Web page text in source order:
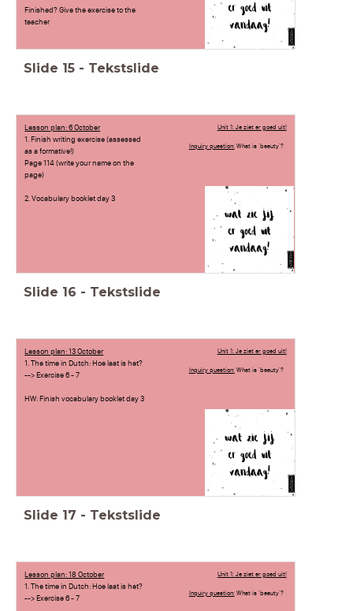
Finished? Give the exercise to the
teacher
Slide 15 - Tekstslide
Lesson plan: 6 October
1. Finish writing exercise (assessed
as a formative!)
Page 114 (write your name on the
page)
2. Vocabulary booklet day 3
Unit 1: Je ziet er goed uit!
Inquiry question:What is 'beauty'?
Slide 16 - Tekstslide
Lesson plan: 13 October
1. The time in Dutch: Hoe laat is het?
--> Exercise 6 - 7
HW: Finish vocabulary booklet day 3
Unit 1: Je ziet er goed uit!
Inquiry question:What is 'beauty'?
Slide 17 - Tekstslide
Lesson plan: 18 October
1. The time in Dutch: Hoe laat is het?
--> Exercise 6 - 7
Unit 1: Je ziet er goed uit!
Inquiry question:What is 'beauty'?